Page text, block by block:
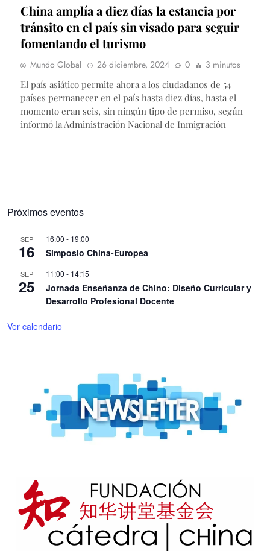
China amplía a diez días la estancia por
tránsito en el país sin visado para seguir
fomentando el turismo
Mundo Global 26 diciembre, 2024 0
3 minutos
El país asiático permite ahora a los ciudadanos de 54
países permanecer en el país hasta diez días, hasta el
momento eran seis, sin ningún tipo de permiso, según
informó la Administración Nacional de Inmigración
Próximos eventos
SEP
16
16:00 - 19:00
Simposio China-Europea
SEP
25
11:00 - 14:15
Jornada Enseñanza de Chino: Diseño Curricular y
Desarrollo Profesional Docente
Ver calendario